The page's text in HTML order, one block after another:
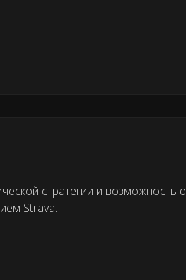
стратегии и возможностью
Strava.